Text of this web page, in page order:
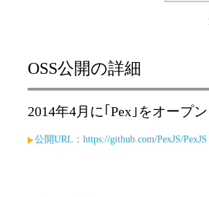
OSS公開の詳細
2014年4月に｢Pex｣をオープ
公開URL：https://github.com/PexJS/PexJS